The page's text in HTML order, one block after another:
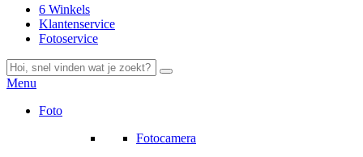
6 Winkels
Klantenservice
Fotoservice
Menu
Foto
Fotocamera